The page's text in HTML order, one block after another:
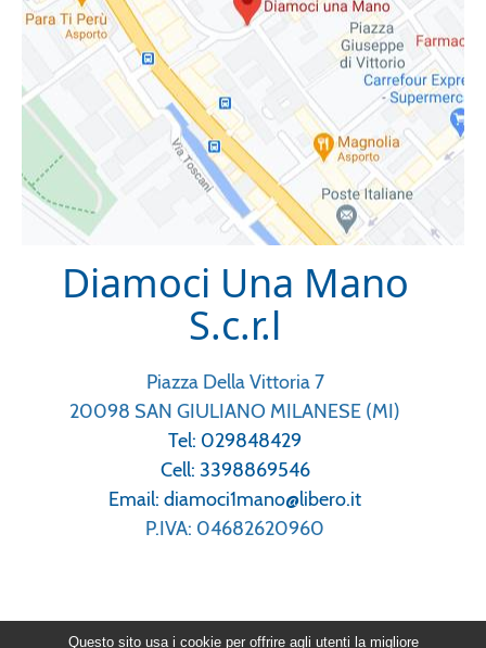
Diamoci Una Mano
S.c.r.l
Piazza Della Vittoria 7
20098 SAN GIULIANO MILANESE (MI)
Tel: 029848429
Cell: 3398869546
Email: diamoci1mano@libero.it
P.IVA: 04682620960
Questo sito usa i cookie per offrire agli utenti la migliore